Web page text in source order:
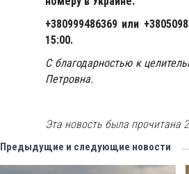
+380999486369 или
15:00.
С благодарностью к
Петровна.
Эта новость была прочитана
Предыдущие и следующие новости